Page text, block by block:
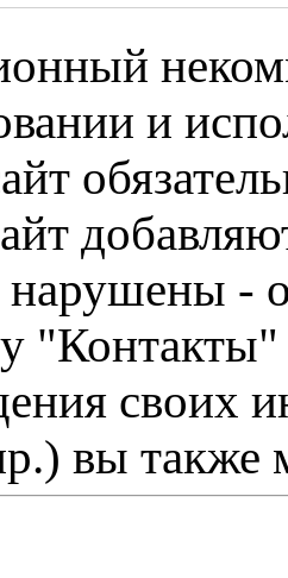
и
-
"Контакты"
своих
вы также